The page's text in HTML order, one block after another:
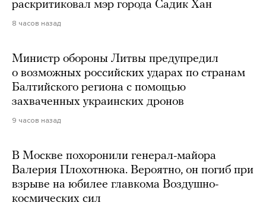
раскритиковал мэр города Садик Хан
8 часов назад
Министр обороны Литвы предупредил
о возможных российских ударах по странам
Балтийского региона с помощью
захваченных украинских дронов
9 часов назад
В Москве похоронили генерал-майора
Валерия Плохотнюка. Вероятно, он погиб при
взрыве на юбилее главкома Воздушно-
космических сил